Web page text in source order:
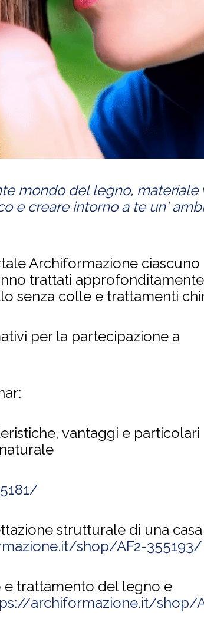
mondo del legno, materiale
e creare intorno a te un'
Archiformazione ciascuno
trattati
senza colle e trattamenti
per la partecipazione a
vantaggi e particolari
strutturale di una
shop/AF2-355193/
e trattamento del legno e
archiformazione.it/shop/